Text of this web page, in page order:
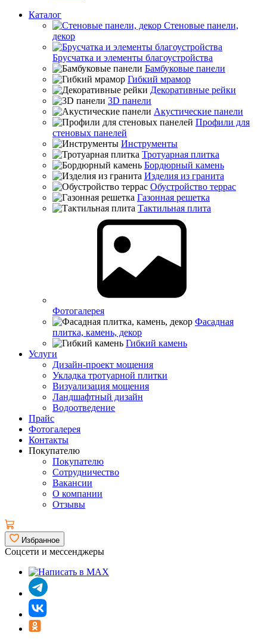
Каталог
Стеновые панели,
декор
Брусчатка и элементы благоустройства
Бамбуковые панели
Гибкий мрамор
Декоративные рейки
3D панели
Акустические панели
Профили для
стеновых панелей
Инструменты
Тротуарная плитка
Бордюрный камень
Изделия из гранита
Обустройство террас
Газонная решетка
Тактильная плита
Фотогалерея
Фасадная
плитка, камень, декор
Гибкий камень
Услуги
Дизайн-проект мощения
Укладка тротуарной плитки
Визуализация мощения
Ландшафтный дизайн
Водоотведение
Прайс
Фотогалерея
Контакты
Покупателю
Покупателю
Сотрудничество
Вакансии
О компании
Отзывы
Избранное
Соцсети и мессенджеры